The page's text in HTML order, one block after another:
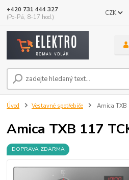
CZK
+420 731 444 327
(Po-Pá, 8-17 hod.)
Úvod Vestavné spotřebiče Amica TXB
Amica TXB 117
DOPRAVA ZDARMA